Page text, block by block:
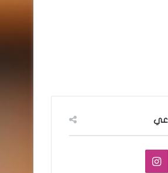
انستقرام